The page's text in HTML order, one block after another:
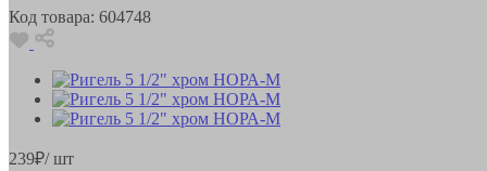
Код товара: 604748
239₽/ шт